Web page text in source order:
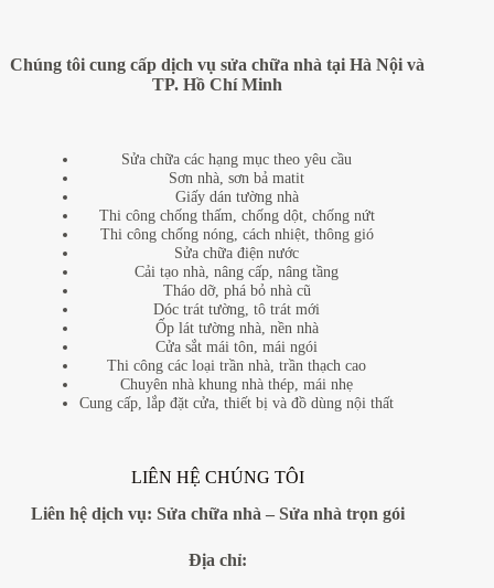
Chúng tôi cung cấp dịch vụ sửa chữa nhà tại Hà Nội và
TP. Hồ Chí Minh
Sửa chữa các hạng mục theo yêu cầu
Sơn nhà, sơn bả matit
Giấy dán tường nhà
Thi công chống thấm, chống dột, chống nứt
Thi công chống nóng, cách nhiệt, thông gió
Sửa chữa điện nước
Cải tạo nhà, nâng cấp, nâng tầng
Tháo dỡ, phá bỏ nhà cũ
Dóc trát tường, tô trát mới
Ốp lát tường nhà, nền nhà
Cửa sắt mái tôn, mái ngói
Thi công các loại trần nhà, trần thạch cao
Chuyên nhà khung nhà thép, mái nhẹ
Cung cấp, lắp đặt cửa, thiết bị và đồ dùng nội thất
LIÊN HỆ CHÚNG TÔI
Liên hệ dịch vụ: Sửa chữa nhà – Sửa nhà trọn gói
Địa chỉ: